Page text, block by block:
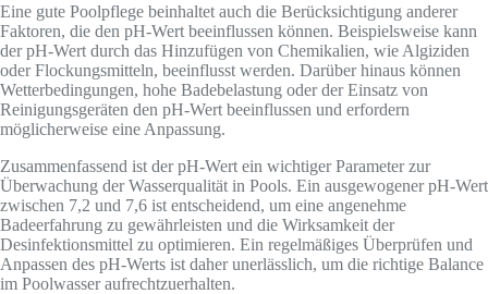
Eine gute Poolpflege beinhaltet auch die Berücksichtigung anderer
Faktoren, die den pH-Wert beeinflussen können. Beispielsweise kann
der pH-Wert durch das Hinzufügen von Chemikalien, wie Algiziden
oder Flockungsmitteln, beeinflusst werden. Darüber hinaus können
Wetterbedingungen, hohe Badebelastung oder der Einsatz von
Reinigungsgeräten den pH-Wert beeinflussen und erfordern
möglicherweise eine Anpassung.
Zusammenfassend ist der pH-Wert ein wichtiger Parameter zur
Überwachung der Wasserqualität in Pools. Ein ausgewogener pH-Wert
zwischen 7,2 und 7,6 ist entscheidend, um eine angenehme
Badeerfahrung zu gewährleisten und die Wirksamkeit der
Desinfektionsmittel zu optimieren. Ein regelmäßiges Überprüfen und
Anpassen des pH-Werts ist daher unerlässlich, um die richtige Balance
im Poolwasser aufrechtzuerhalten.